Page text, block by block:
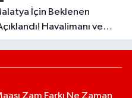
Havalimanı ve
Açılıyor..
Zam Farkı Ne Zaman